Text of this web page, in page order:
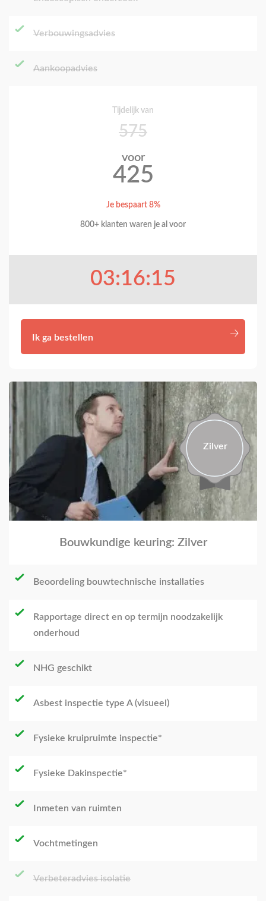
Verbouwingsadvies
Aankoopadvies
Tijdelijk van
575
voor
425
Je bespaart 8%
800+ klanten waren je al voor
03:16:13
Ik ga bestellen
Zilver
Bouwkundige keuring: Zilver
Beoordeling bouwtechnische installaties
Rapportage direct en op termijn noodzakelijk
onderhoud
NHG geschikt
Asbest inspectie type A (visueel)
Fysieke kruipruimte inspectie*
Fysieke Dakinspectie*
Inmeten van ruimten
Vochtmetingen
Verbeteradvies isolatie